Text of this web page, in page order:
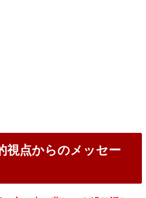
視点からのメッセー